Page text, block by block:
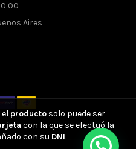
Aires
producto solo puede ser
con la que se efectuó la
con su DNI.